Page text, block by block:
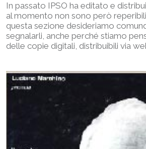
In passato IPSO ha editato e
al momento non sono però reperibili
questa sezione desideriamo
segnalarli, anche perché stiamo
delle copie digitali, distribuibili via